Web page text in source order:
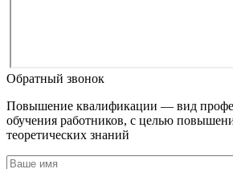
Обратный звонок
Повышение квалификации — вид
обучения работников, с целью
теоретических знаний